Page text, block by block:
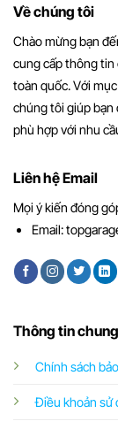
Về chúng tôi
Chào mừng bạn
cung cấp thông tin
toàn quốc. Với
chúng tôi giúp bạn
phù hợp với nhu
Thông tin chung
Chính sách
Điều khoản sử
Liên hệ Email
Mọi ý kiến đóng
Email: